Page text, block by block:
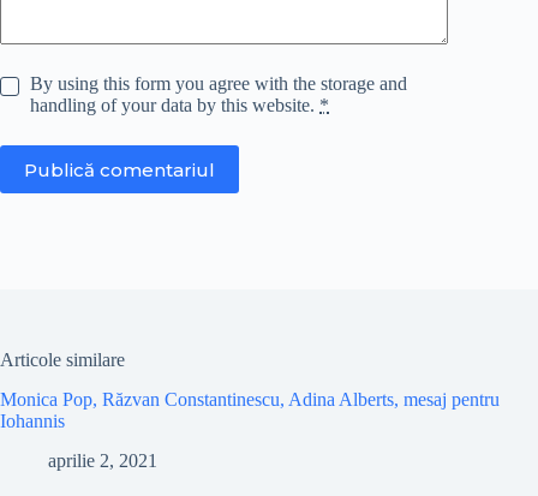
By using this form you agree with the storage and
handling of your data by this website. *
Publică comentariul
Articole similare
Monica Pop, Răzvan Constantinescu, Adina Alberts, mesaj pentru
Iohannis
aprilie 2, 2021